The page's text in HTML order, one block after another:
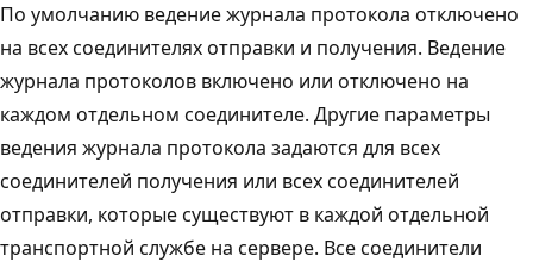
По умолчанию ведение журнала протокола отключено
на всех соединителях отправки и получения. Ведение
журнала протоколов включено или отключено на
каждом отдельном соединителе. Другие параметры
ведения журнала протокола задаются для всех
соединителей получения или всех соединителей
отправки, которые существуют в каждой отдельной
транспортной службе на сервере. Все соединители